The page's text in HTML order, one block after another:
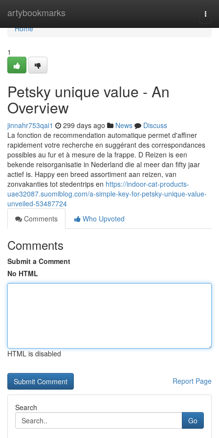
artybookmarks
Home
Home
1
Petsky unique value - An
Overview
jinnahr753qai1 299 days ago News
Discuss
La fonction de recommendation automatique permet d'affiner
rapidement votre recherche en suggérant des correspondances
possibles au fur et à mesure de la frappe. D Reizen is een
bekende reisorganisatie in Nederland die al meer dan fifty jaar
actief is. Happy een breed assortiment aan reizen, van
zonvakanties tot stedentrips en https://indoor-cat-products-
uae32087.suomiblog.com/a-simple-key-for-petsky-unique-value-
unveiled-53487724
Comments
Who Upvoted
Comments
Submit a Comment
No HTML
HTML is disabled
Report Page
Search
Go